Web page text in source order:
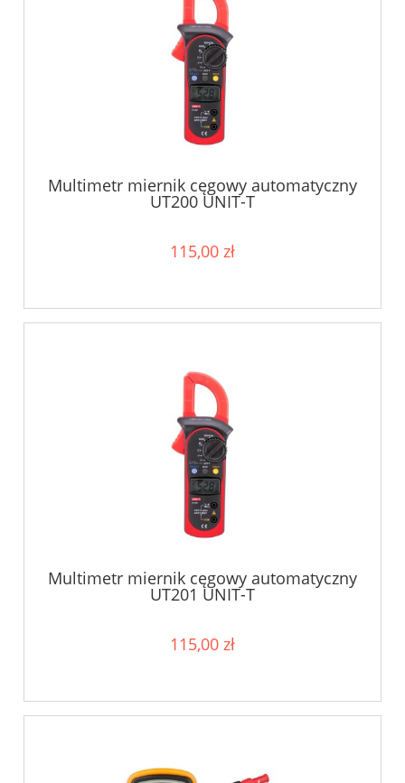
Multimetr miernik cęgowy automatyczny
UT200 UNIT-T
115,00 zł
Multimetr miernik cęgowy automatyczny
UT201 UNIT-T
115,00 zł